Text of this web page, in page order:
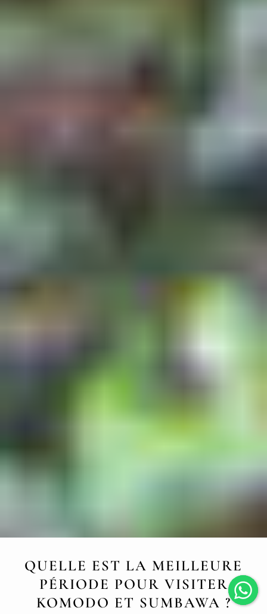
QUELLE EST LA MEILLEURE
PÉRIODE POUR VISITER
KOMODO ET SUMBAWA ?